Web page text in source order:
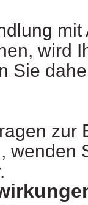
mit
wird
Sie
zur
wenden